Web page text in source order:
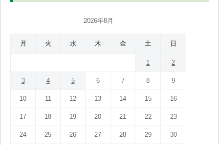
2026年8月
月 火 水 木 金 土 日
1 2
3 4 5 6 7 8 9
10 11 12 13 14 15 16
17 18 19 20 21 22 23
24 25 26 27 28 29 30